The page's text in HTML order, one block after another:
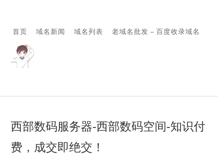
首页 域名新闻 域名列表 老域名批发 – 百度收录域名
西部数码服务器-西部数码空间-知识付
费，成交即绝交！